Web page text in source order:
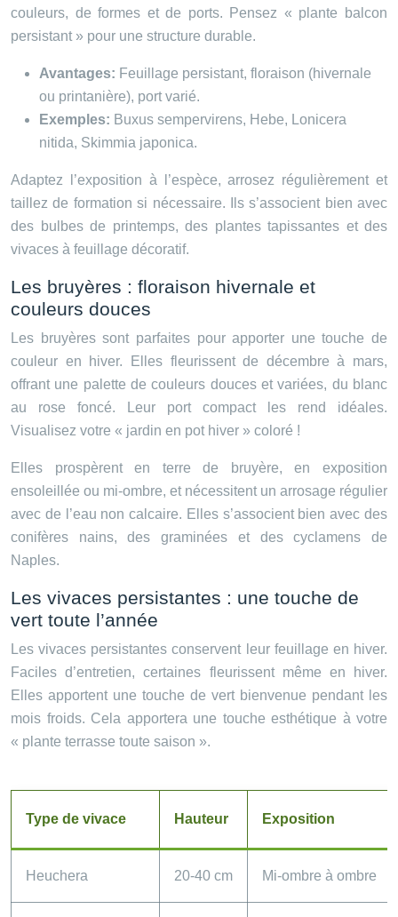
couleurs, de formes et de ports. Pensez « plante balcon
persistant » pour une structure durable.
Avantages: Feuillage persistant, floraison (hivernale
ou printanière), port varié.
Exemples: Buxus sempervirens, Hebe, Lonicera
nitida, Skimmia japonica.
Adaptez l’exposition à l’espèce, arrosez régulièrement et
taillez de formation si nécessaire. Ils s’associent bien avec
des bulbes de printemps, des plantes tapissantes et des
vivaces à feuillage décoratif.
Les bruyères : floraison hivernale et
couleurs douces
Les bruyères sont parfaites pour apporter une touche de
couleur en hiver. Elles fleurissent de décembre à mars,
offrant une palette de couleurs douces et variées, du blanc
au rose foncé. Leur port compact les rend idéales.
Visualisez votre « jardin en pot hiver » coloré !
Elles prospèrent en terre de bruyère, en exposition
ensoleillée ou mi-ombre, et nécessitent un arrosage régulier
avec de l’eau non calcaire. Elles s’associent bien avec des
conifères nains, des graminées et des cyclamens de
Naples.
Les vivaces persistantes : une touche de
vert toute l’année
Les vivaces persistantes conservent leur feuillage en hiver.
Faciles d’entretien, certaines fleurissent même en hiver.
Elles apportent une touche de vert bienvenue pendant les
mois froids. Cela apportera une touche esthétique à votre
« plante terrasse toute saison ».
Type de vivace Hauteur Exposition
Heuchera 20-40 cm Mi-ombre à ombre